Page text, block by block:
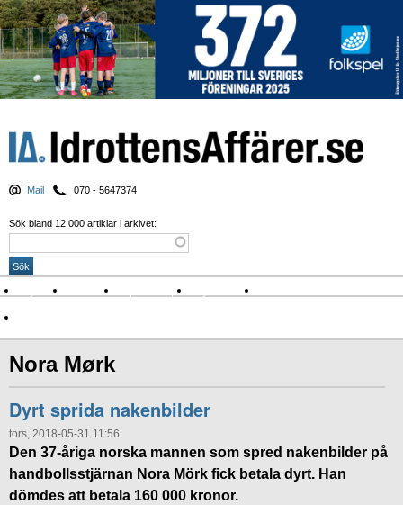
Mail 070 - 5647374
Sök bland 12.000 artiklar i arkivet:
Nyheter Krönikor Sport & spel Nyhetsbrev
Nora Mørk
Dyrt sprida nakenbilder
tors, 2018-05-31 11:56
Den 37-åriga norska mannen som spred nakenbilder på
handbollsstjärnan Nora Mörk fick betala dyrt. Han
dömdes att betala 160 000 kronor.